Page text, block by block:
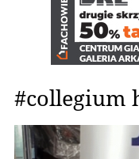
#collegium